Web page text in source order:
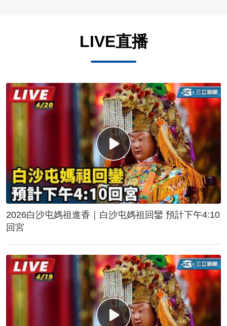
LIVE直播
2026白沙屯媽祖進香｜白沙屯媽祖回鑾 預計下午4:10
回宮